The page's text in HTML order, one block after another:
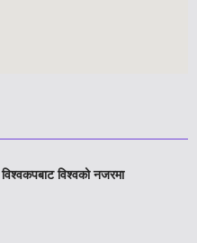
विश्वको नजरमा